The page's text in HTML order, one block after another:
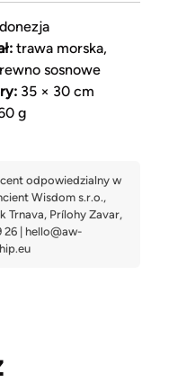
trawa morska,
sosnowe
35 × 30 cm
g